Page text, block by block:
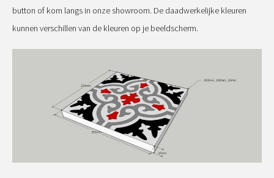
button of kom langs in onze showroom. De daadwerkelijke kleuren
kunnen verschillen van de kleuren op je beeldscherm.